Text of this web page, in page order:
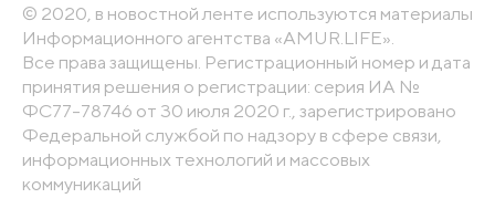
© 2020, в новостной ленте используются материалы
Информационного агентства «AMUR.LIFE».
Все права защищены. Регистрационный номер и дата
принятия решения о регистрации: серия ИА №
ФС77-78746 от 30 июля 2020 г., зарегистрировано
Федеральной службой по надзору в сфере связи,
информационных технологий и массовых
коммуникаций